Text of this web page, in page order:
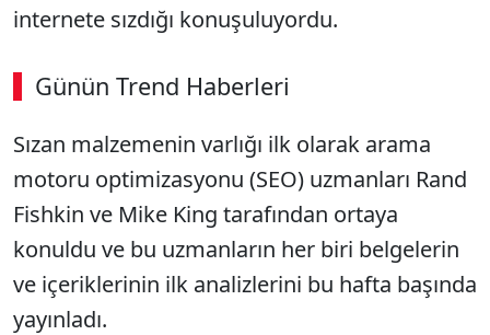
internete sızdığı konuşuluyordu.
Günün Trend Haberleri
Sızan malzemenin varlığı ilk olarak arama
motoru optimizasyonu (SEO) uzmanları Rand
Fishkin ve Mike King tarafından ortaya
konuldu ve bu uzmanların her biri belgelerin
ve içeriklerinin ilk analizlerini bu hafta başında
yayınladı.